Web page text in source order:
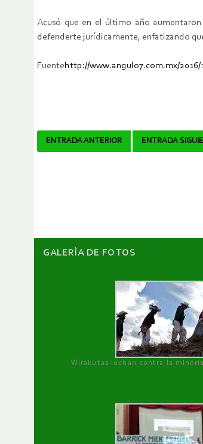
Acusó que en el último año
defenderte jurídicamente, enfatizando
Fuentehttp://www.angulo7.com.mx/
Navegador
ENTRADA ANTERIOR ENTRADA
GALERÌA DE FOTOS
Wirakutas luchan contra la